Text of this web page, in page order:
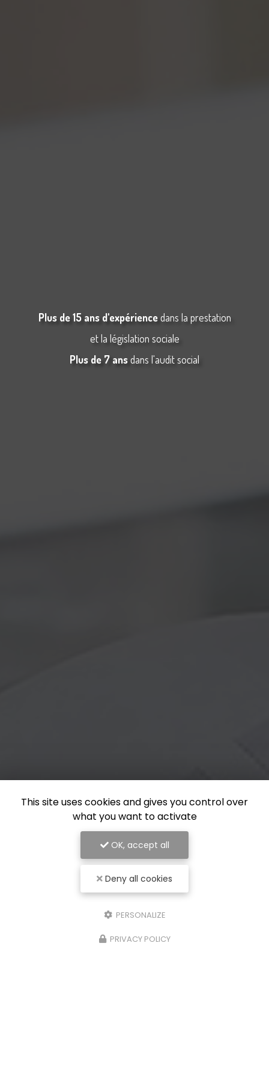
Plus de 15 ans d'expériencedans la prestation
et la législation sociale
Plus de 7 ansdans l'audit social
This site uses cookies and gives you control over
what you want to activate
OK, accept all
Deny all cookies
PERSONALIZE
PRIVACY POLICY